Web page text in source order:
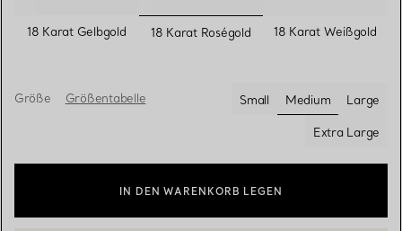
18 Karat Gelbgold ausgewählt
18 Karat Roségold 18 Karat Weißgold
Größe Größentabelle Small
Medium
ausgewählt
Large
Extra Large
IN DEN WARENKORB LEGEN